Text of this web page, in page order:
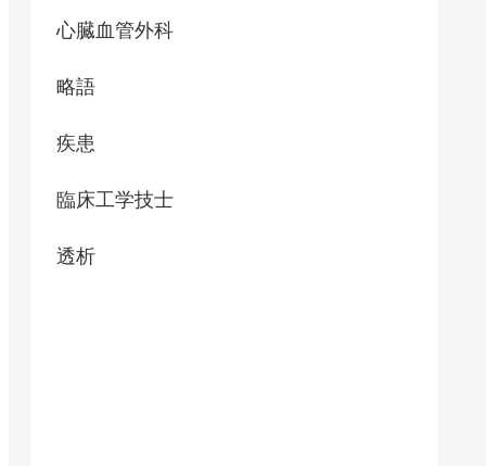
心臓血管外科
略語
疾患
臨床工学技士
透析